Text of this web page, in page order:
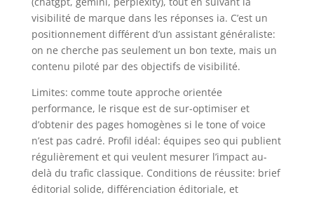
visibilité de marque dans les réponses ia. C’est un
positionnement différent d’un assistant généraliste:
on ne cherche pas seulement un bon texte, mais un
contenu piloté par des objectifs de visibilité.
Limites: comme toute approche orientée
performance, le risque est de sur-optimiser et
d’obtenir des pages homogènes si le tone of voice
n’est pas cadré. Profil idéal: équipes seo qui publient
régulièrement et qui veulent mesurer l’impact au-
delà du trafic classique. Conditions de réussite: brief
éditorial solide, différenciation éditoriale, et